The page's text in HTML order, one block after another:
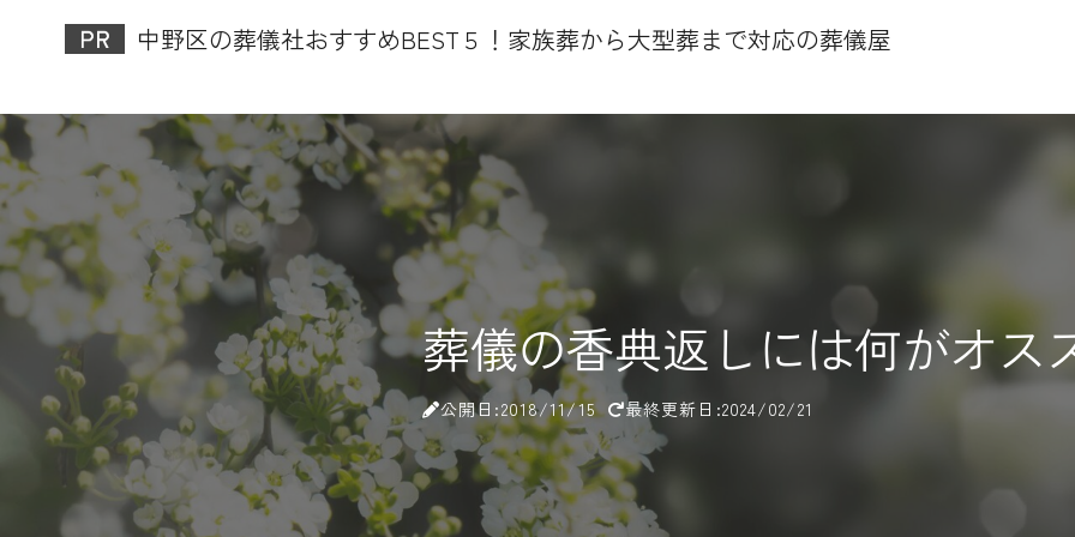
中野区の葬儀社おすすめBEST５！家族葬から大型葬まで対応の葬儀屋
葬儀の香典返しには何がオス
公開日:2018/11/15 最終更新日:2024/02/21